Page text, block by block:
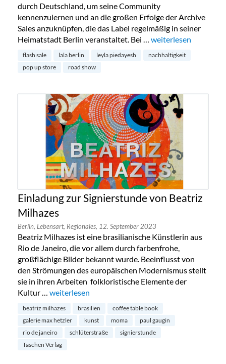
durch Deutschland, um seine Community
kennenzulernen und an die großen Erfolge der Archive
Sales anzuknüpfen, die das Label regelmäßig in seiner
Heimatstadt Berlin veranstaltet. Bei … „lala Berlin begibt
weiterlesen
flash sale lala berlin leyla piedayesh
nachhaltigkeit
pop up store
road show
Einladung zur Signierstunde von Beatriz
Milhazes
Berlin, Lebensart, Regionales, 12. September 2023
Beatriz Milhazes ist eine brasilianische Künstlerin aus
Rio de Janeiro, die vor allem durch farbenfrohe,
großflächige Bilder bekannt wurde. Beeinflusst von
den Strömungen des europäischen Modernismus stellt
sie in ihren Arbeiten folkloristische Elemente der
Kultur … „Einladung zur Signierstunde von Beatriz Milhazes“
weiterlesen
beatriz milhazes brasilien
coffee table book
galerie max hetzler
kunst moma
paul gaugin
rio de janeiro
schlüterstraße
signierstunde
Taschen Verlag